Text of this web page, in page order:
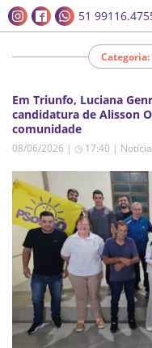
51
Em Triunfo, Luciana
candidatura de Alisson
comunidade
08/06/2026 | ◷ 17:40 |